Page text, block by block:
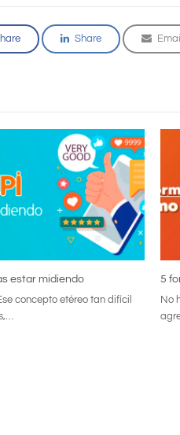
Share Email
estar midiendo
concepto etéreo tan difícil
5
No